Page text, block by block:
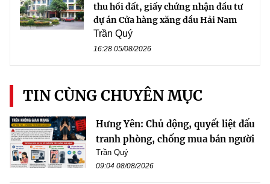
thu hồi đất, giấy chứng nhận đầu tư
dự án Cửa hàng xăng dầu Hải Nam
Trần Quý
16:28 05/08/2026
TIN CÙNG CHUYÊN MỤC
Hưng Yên: Chủ động, quyết liệt đấu
tranh phòng, chống mua bán người
Trần Quý
09:04 08/08/2026